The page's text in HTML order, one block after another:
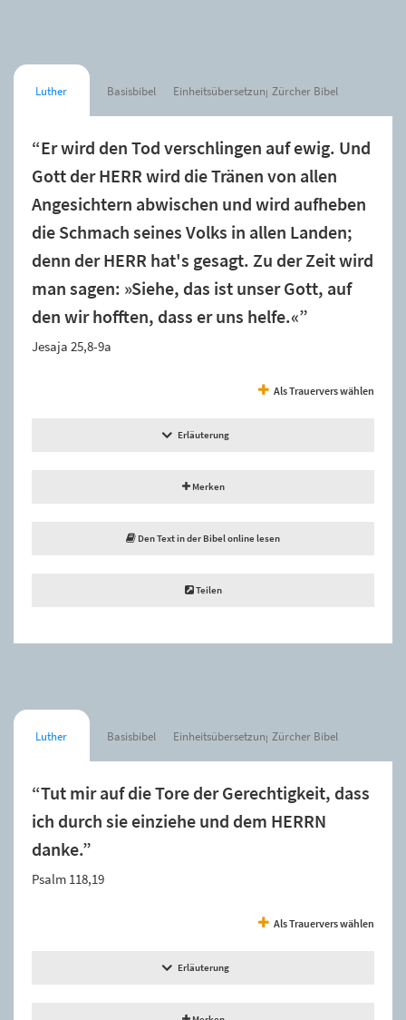
Luther Basisbibel Einheitsübersetzung Zürcher Bibel
“Er wird den Tod verschlingen auf ewig. Und
Gott der HERR wird die Tränen von allen
Angesichtern abwischen und wird aufheben
die Schmach seines Volks in allen Landen;
denn der HERR hat's gesagt. Zu der Zeit wird
man sagen: »Siehe, das ist unser Gott, auf
den wir hofften, dass er uns helfe.«”
Jesaja 25,8-9a
Als Trauervers wählen
Erläuterung
Merken
Den Text in der Bibel online lesen
Teilen
Luther Basisbibel Einheitsübersetzung Zürcher Bibel
“Tut mir auf die Tore der Gerechtigkeit, dass
ich durch sie einziehe und dem HERRN
danke.”
Psalm 118,19
Als Trauervers wählen
Erläuterung